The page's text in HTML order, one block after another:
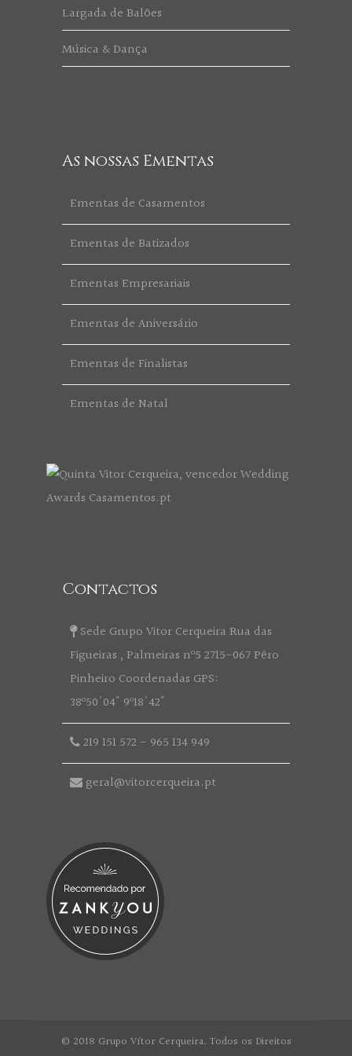
Largada de Balões
Música & Dança
As nossas Ementas
Ementas de Casamentos
Ementas de Batizados
Ementas Empresariais
Ementas de Aniversário
Ementas de Finalistas
Ementas de Natal
Contactos
Sede Grupo Vitor Cerqueira Rua das
Figueiras , Palmeiras nº5 2715-067 Pêro
Pinheiro Coordenadas GPS:
38º50'04" 9º18'42"
219 151 572 - 965 134 949
geral@vitorcerqueira.pt
© 2018 Grupo Vítor Cerqueira. Todos os Direitos